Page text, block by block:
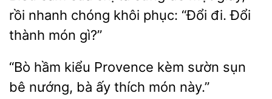
rồi nhanh
khôi phục: “Đổi đi. Đổi
thành món gì?”
“Bò Provence kèm
sụn
bê nướng, bà ấy thích món này.”